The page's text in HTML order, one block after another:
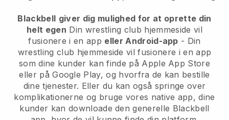
Blackbell giver dig mulighed for at oprette din
helt egen Din wrestling club hjemmeside vil
fusionere i en app eller Android-app - Din
wrestling club hjemmeside vil fusionere i en app
som dine kunder kan finde på Apple App Store
eller på Google Play, og hvorfra de kan bestille
dine tjenester. Eller du kan også springe over
komplikationerne og bruge vores native app, dine
kunder kan downloade den generelle Blackbell